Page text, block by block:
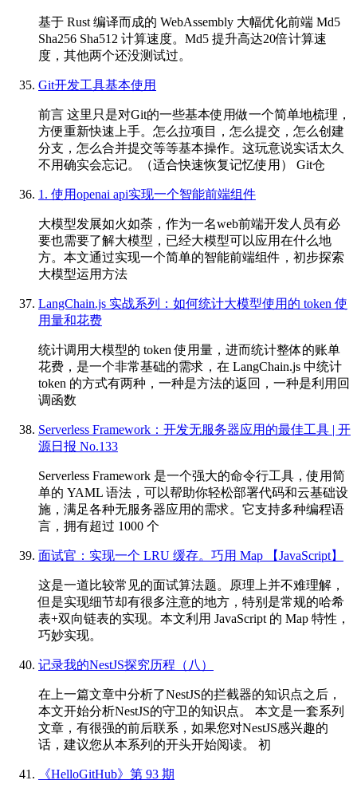
基于 Rust 编译而成的 WebAssembly 大幅优化前端 Md5
Sha256 Sha512 计算速度。Md5 提升高达20倍计算速
度，其他两个还没测试过。
Git开发工具基本使用
前言 这里只是对Git的一些基本使用做一个简单地梳理，
方便重新快速上手。怎么拉项目，怎么提交，怎么创建
分支，怎么合并提交等等基本操作。这玩意说实话太久
不用确实会忘记。（适合快速恢复记忆使用） Git仓
1. 使用openai api实现一个智能前端组件
大模型发展如火如荼，作为一名web前端开发人员有必
要也需要了解大模型，已经大模型可以应用在什么地
方。本文通过实现一个简单的智能前端组件，初步探索
大模型运用方法
LangChain.js 实战系列：如何统计大模型使用的 token 使
用量和花费
统计调用大模型的 token 使用量，进而统计整体的账单
花费，是一个非常基础的需求，在 LangChain.js 中统计
token 的方式有两种，一种是方法的返回，一种是利用回
调函数
Serverless Framework：开发无服务器应用的最佳工具 | 开
源日报 No.133
Serverless Framework 是一个强大的命令行工具，使用简
单的 YAML 语法，可以帮助你轻松部署代码和云基础设
施，满足各种无服务器应用的需求。它支持多种编程语
言，拥有超过 1000 个
面试官：实现一个 LRU 缓存。巧用 Map 【JavaScript】
这是一道比较常见的面试算法题。原理上并不难理解，
但是实现细节却有很多注意的地方，特别是常规的哈希
表+双向链表的实现。本文利用 JavaScript 的 Map 特性，
巧妙实现。
记录我的NestJS探究历程（八）
在上一篇文章中分析了NestJS的拦截器的知识点之后，
本文开始分析NestJS的守卫的知识点。 本文是一套系列
文章，有很强的前后联系，如果您对NestJS感兴趣的
话，建议您从本系列的开头开始阅读。 初
《HelloGitHub》第 93 期